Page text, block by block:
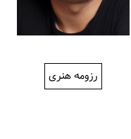
رزومه هنری